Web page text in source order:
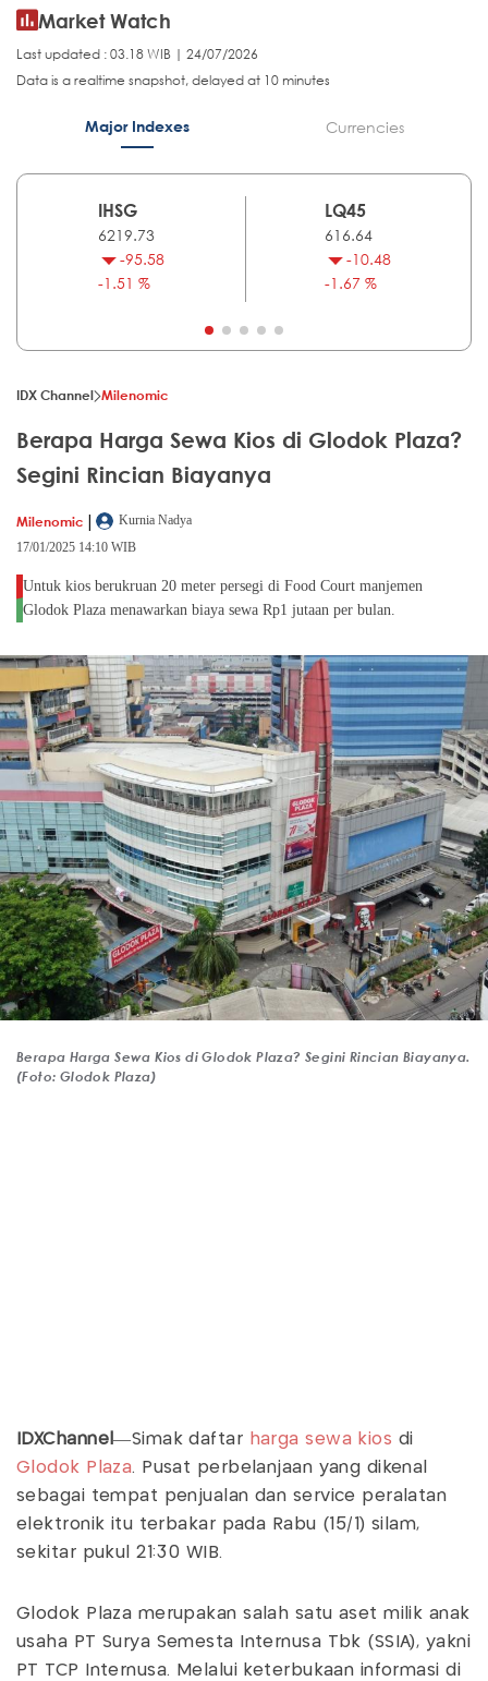
Market Watch
Last updated : 03.18 WIB | 24/07/2026
Data is a realtime snapshot, delayed at 10 minutes
Major Indexes Currencies
IHSG
6219.73
-95.58
-1.51 %
LQ45
616.64
-10.48
-1.67 %
IDX Channel Milenomic
Berapa Harga Sewa Kios di Glodok Plaza?
Segini Rincian Biayanya
Milenomic |
Kurnia Nadya
17/01/2025 14:10 WIB
Untuk kios berukruan 20 meter persegi di Food Court manjemen
Glodok Plaza menawarkan biaya sewa Rp1 jutaan per bulan.
Berapa Harga Sewa Kios di Glodok Plaza? Segini Rincian Biayanya.
(Foto: Glodok Plaza)
IDXChannel—Simak daftar harga sewa kios di
Glodok Plaza. Pusat perbelanjaan yang dikenal
sebagai tempat penjualan dan service peralatan
elektronik itu terbakar pada Rabu (15/1) silam,
sekitar pukul 21:30 WIB.
Glodok Plaza merupakan salah satu aset milik anak
usaha PT Surya Semesta Internusa Tbk (SSIA), yakni
PT TCP Internusa. Melalui keterbukaan informasi di